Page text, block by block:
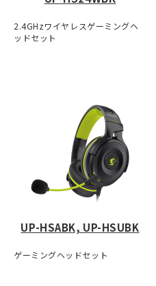
2.4GHzワイヤレスゲーミングヘ
ッドセット
UP-HSABK, UP-HSUBK
ゲーミングヘッドセット